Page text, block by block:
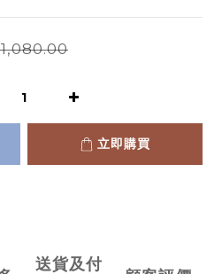
立即購買
送貨及付